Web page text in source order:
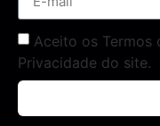
Aceito os Termos
Privacidade do site.